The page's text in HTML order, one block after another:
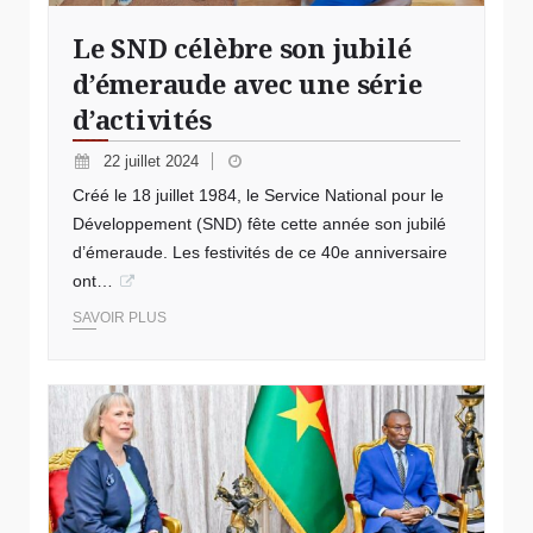
Le SND célèbre son jubilé
d’émeraude avec une série
d’activités
22 juillet 2024
Créé le 18 juillet 1984, le Service National pour le
Développement (SND) fête cette année son jubilé
d’émeraude. Les festivités de ce 40e anniversaire
ont…
SAVOIR PLUS